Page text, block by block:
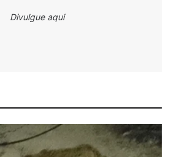
Divulgue aqui